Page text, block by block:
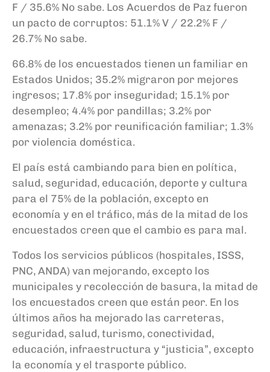
F / 35.6% No sabe. Los Acuerdos de Paz fueron
un pacto de corruptos: 51.1% V / 22.2% F /
26.7% No sabe.
66.8% de los encuestados tienen un familiar en
Estados Unidos; 35.2% migraron por mejores
ingresos; 17.8% por inseguridad; 15.1% por
desempleo; 4.4% por pandillas; 3.2% por
amenazas; 3.2% por reunificación familiar; 1.3%
por violencia doméstica.
El país está cambiando para bien en política,
salud, seguridad, educación, deporte y cultura
para el 75% de la población, excepto en
economía y en el tráfico, más de la mitad de los
encuestados creen que el cambio es para mal.
Todos los servicios públicos (hospitales, ISSS,
PNC, ANDA) van mejorando, excepto los
municipales y recolección de basura, la mitad de
los encuestados creen que están peor. En los
últimos años ha mejorado las carreteras,
seguridad, salud, turismo, conectividad,
educación, infraestructura y “justicia”, excepto
la economía y el trasporte público.